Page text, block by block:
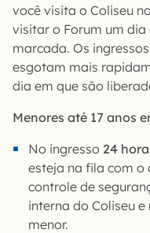
você visita o Coliseu
visitar o Forum um dia
marcada. Os
esgotam mais
dia em que são
Menores até 17 anos
No ingresso 24
esteja na fila com o
controle de
interna do Coliseu
menor.